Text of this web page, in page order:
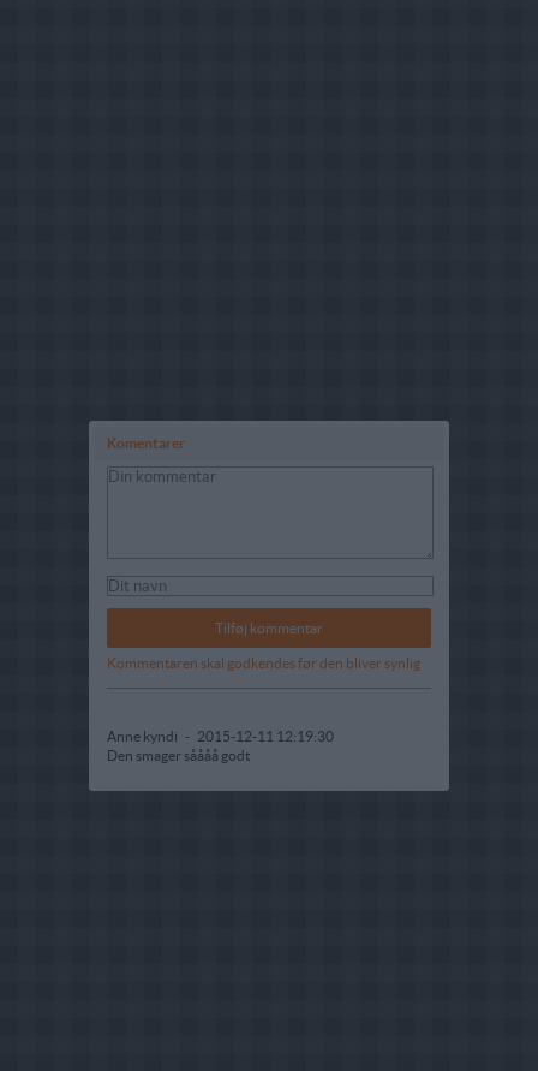
Komentarer
Kommentaren skal godkendes før den bliver synlig
Anne kyndi - 2015-12-11 12:19:30
Den smager såååå godt